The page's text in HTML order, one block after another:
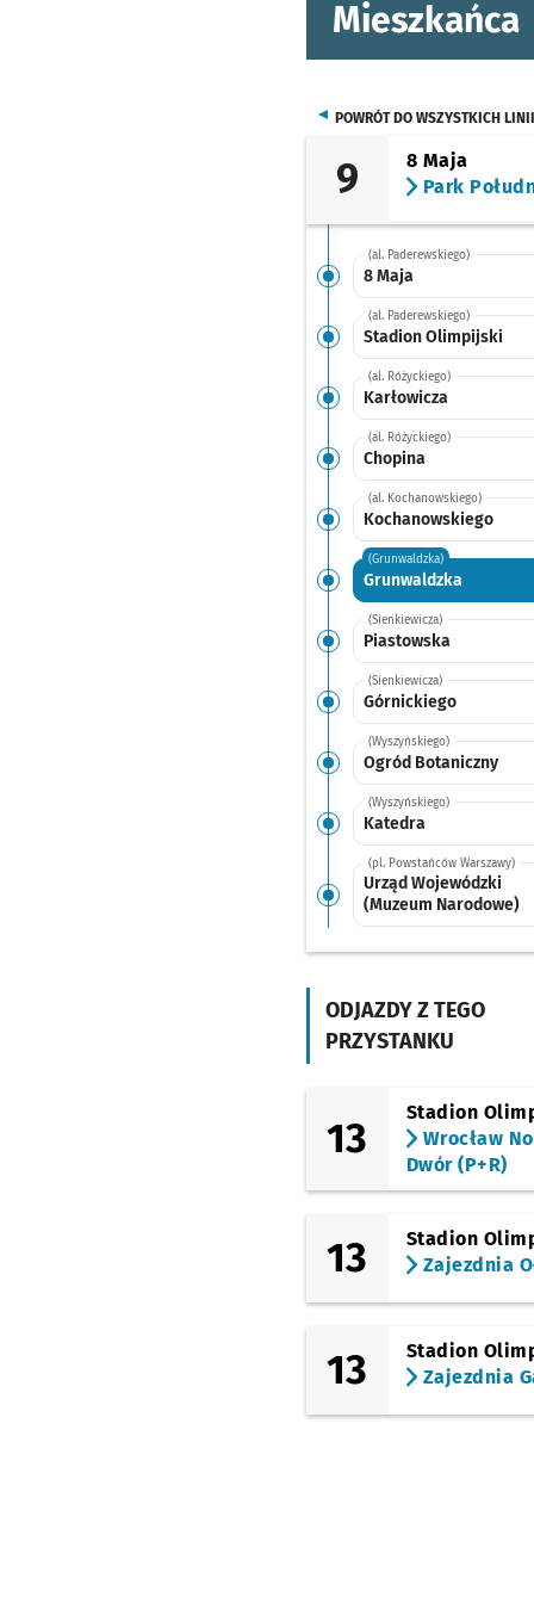
Mieszkańca
POWRÓT DO WSZYSTKICH LINII
9
8 Maja
Park
(al. Paderewskiego)
8 Maja
(al. Paderewskiego)
Stadion Olimpijski
(al. Różyckiego)
Karłowicza
(al. Różyckiego)
Chopina
(al. Kochanowskiego)
Kochanowskiego
(Grunwaldzka)
Grunwaldzka
(Sienkiewicza)
Piastowska
(Sienkiewicza)
Górnickiego
(Wyszyńskiego)
Ogród Botaniczny
(Wyszyńskiego)
Katedra
(pl. Powstańców Warszawy)
Urząd Wojewódzki
(Muzeum Narodowe)
(Pułaskiego)
(Hubska)
Hubska (Dawida)
(Gliniana)
(Gliniana)
Joannitów
(Ślężna)
(Ślężna)
Uniwersytet
Ekonomiczny
ODJAZDY Z TEGO
PRZYSTANKU
13
Stadion
Wrocław
Dwór (P+R)
13
Stadion
Zajezdnia
13
Stadion
Zajezdnia